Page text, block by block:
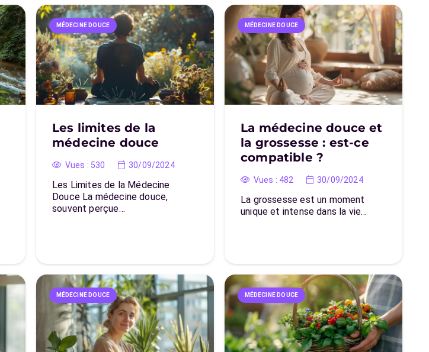
MÉDECINE DOUCE
Les limites de la
médecine douce
Vues : 530 30/09/2024
Les Limites de la Médecine
Douce La médecine douce,
souvent perçue…
MÉDECINE DOUCE
La médecine douce et
la grossesse : est-ce
compatible ?
Vues : 482 30/09/2024
La grossesse est un moment
unique et intense dans la vie…
MÉDECINE DOUCE MÉDECINE DOUCE